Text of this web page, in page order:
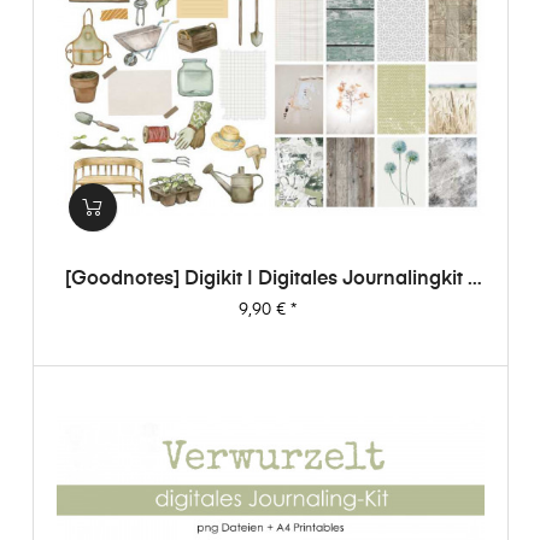
[Goodnotes] Digikit | Digitales Journalingkit -
Verwurzelt
Preis
9,90 €*